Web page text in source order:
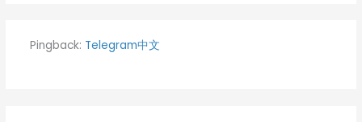
Pingback: Telegram中文